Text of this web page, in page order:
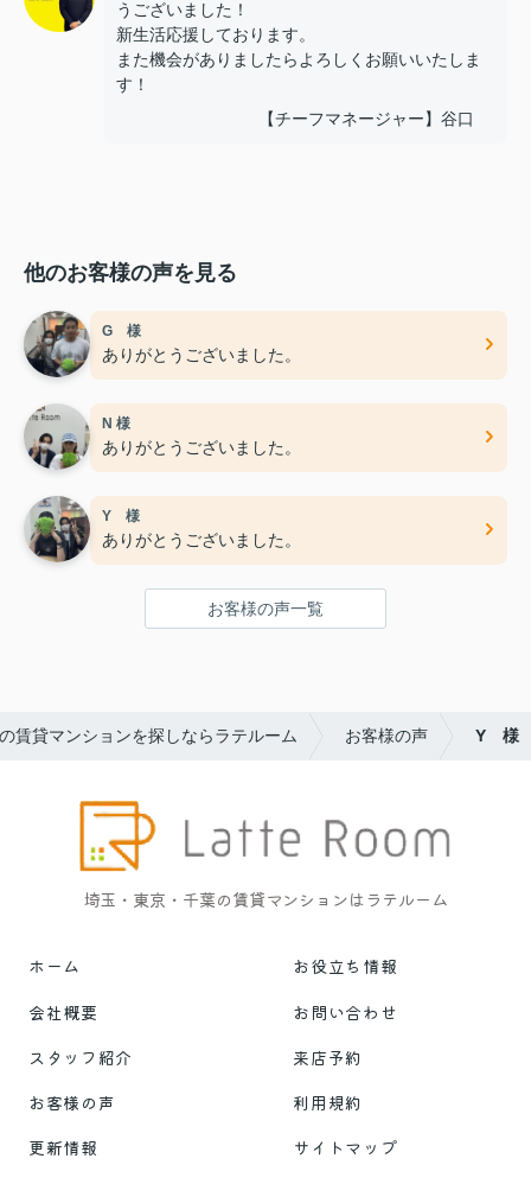
うございました！
新生活応援しております。
また機会がありましたらよろしくお願いいたしま
す！
【チーフマネージャー】谷口
他のお客様の声を見る
G 様
ありがとうございました。
N 様
ありがとうございました。
Y 様
ありがとうございました。
お客様の声一覧
賃貸マンションを探しならラテルーム お客様の声 Y 様
埼玉・東京・千葉の賃貸マンションはラテルーム
ホーム
お役立ち情報
会社概要
お問い合わせ
スタッフ紹介
来店予約
お客様の声
利用規約
更新情報
サイトマップ